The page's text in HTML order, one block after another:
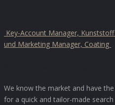
Key-Account Manager,
und Marketing Manager, Coating
We know the market and have
for a quick and tailor-made search